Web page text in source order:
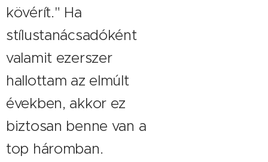
kövérít." Ha
stílustanácsadóként
valamit ezerszer
hallottam az elmúlt
években, akkor ez
biztosan benne van a
top háromban.